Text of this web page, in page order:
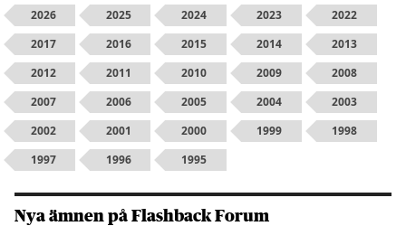
2026 2025 2024 2023
2022
2017
2016 2015 2014
2013
2012
2011 2010 2009
2008
2007
2006 2005 2004
2003
2002
2001 2000 1999
1998
1997
1996 1995
Nya ämnen på Flashback Forum